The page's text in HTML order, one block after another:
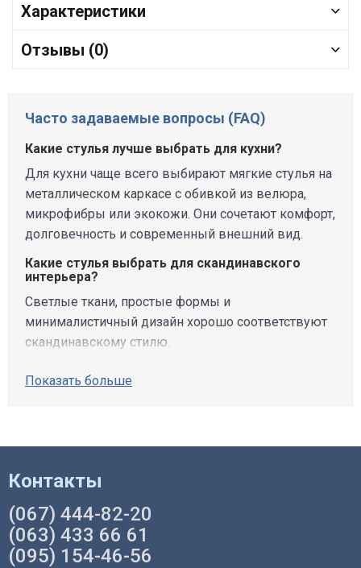
Характеристики
Отзывы (0)
Часто задаваемые вопросы (FAQ)
Какие стулья лучше выбрать для кухни?
Для кухни чаще всего выбирают мягкие стулья на
металлическом каркасе с обивкой из велюра,
микрофибры или экокожи. Они сочетают комфорт,
долговечность и современный внешний вид.
Какие стулья выбрать для скандинавского
интерьера?
Светлые ткани, простые формы и
минималистичный дизайн хорошо соответствуют
скандинавскому стилю.
Показать больше
Контакты
(067) 444-82-20
(063) 433 66 61
(095) 154-46-56